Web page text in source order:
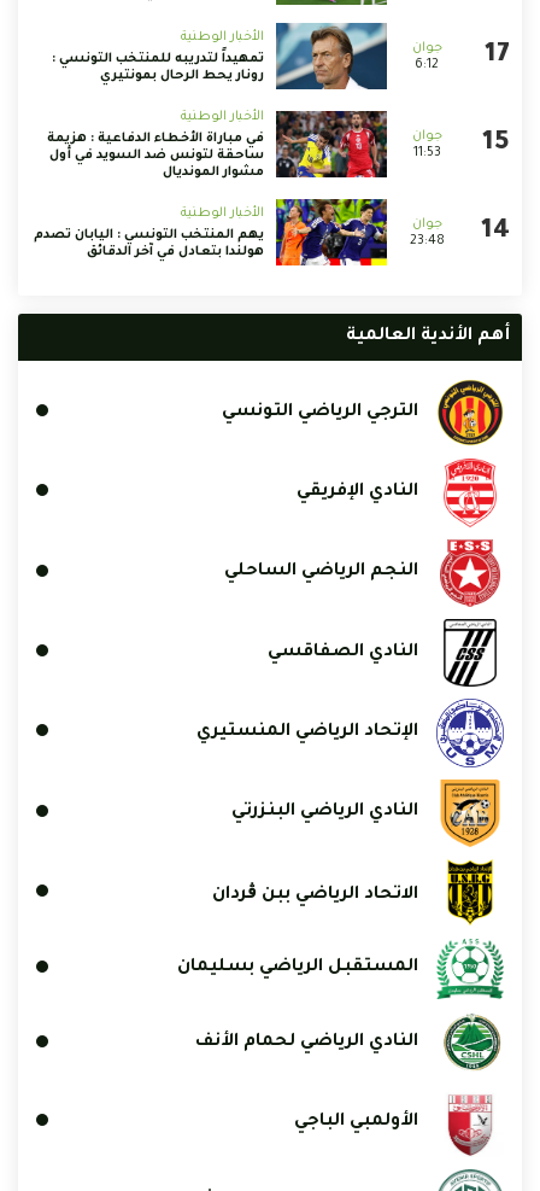
6:12
الأخبار الوطنية
تمهيداً لتدريبه للمنتخب التونسي :
رونار يحط الرحال بمونتيري
11:53
الأخبار الوطنية
في مباراة الأخطاء الدفاعية : هزيمة
ساحقة لتونس ضد السويد في أول
مشوار المونديال
23:48
الأخبار الوطنية
يهم المنتخب التونسي : اليابان تصدم
هولندا بتعادل في آخر الدقائق
أهم الأندية العالمية
الترجي الرياضي التونسي
النادي الإفريقي
النجم الرياضي الساحلي
النادي الصفاقسي
الإتحاد الرياضي المنستيري
النادي الرياضي البنزرتي
الاتحاد الرياضي ببن ڨردان
المستقبل الرياضي بسليمان
النادي الرياضي لحمام الأنف
الأولمبي الباجي